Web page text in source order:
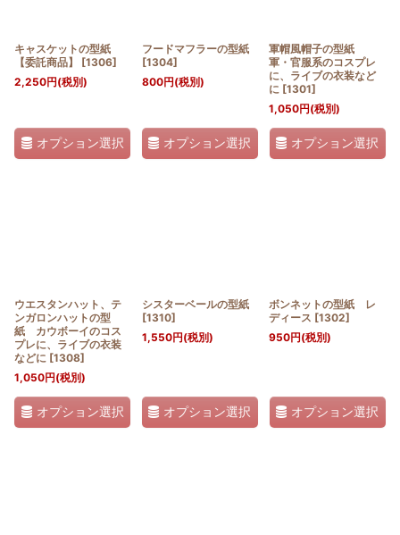
キャスケットの型紙
【委託商品】
[1306]
2,250円(税別)
オプション選択
フードマフラーの型紙
[1304]
800円(税別)
オプション選択
軍帽風帽子の型紙
軍・官服系のコスプレ
に、ライブの衣装など
に [1301]
1,050円(税別)
オプション選択
ウエスタンハット、テ
ンガロンハットの型
紙 カウボーイのコス
プレに、ライブの衣装
などに [1308]
1,050円(税別)
オプション選択
シスターベールの型紙
[1310]
1,550円(税別)
オプション選択
ボンネットの型紙 レ
ディース [1302]
950円(税別)
オプション選択